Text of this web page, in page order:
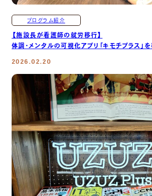
プログラム紹介
【施設長が看護師の就労移行】
体調・メンタルの可視化アプリ「キモチプラス」を
2026.02.20